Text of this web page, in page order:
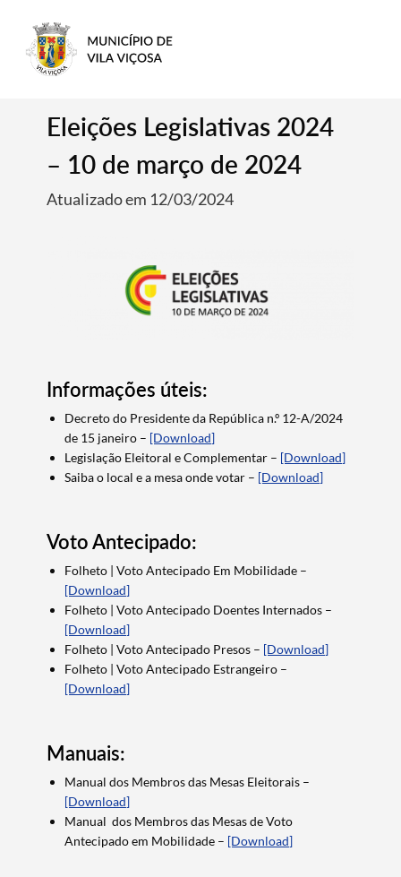
Eleições Legislativas 2024
– 10 de março de 2024
Atualizado em 12/03/2024
Informações úteis:
Decreto do Presidente da República n.º 12-A/2024
de 15 janeiro – [Download]
Legislação Eleitoral e Complementar – [Download]
Saiba o local e a mesa onde votar – [Download]
Voto Antecipado:
Folheto | Voto Antecipado Em Mobilidade –
[Download]
Folheto | Voto Antecipado Doentes Internados –
[Download]
Folheto | Voto Antecipado Presos – [Download]
Folheto | Voto Antecipado Estrangeiro –
[Download]
Manuais:
Manual dos Membros das Mesas Eleitorais –
[Download]
Manual dos Membros das Mesas de Voto
Antecipado em Mobilidade – [Download]